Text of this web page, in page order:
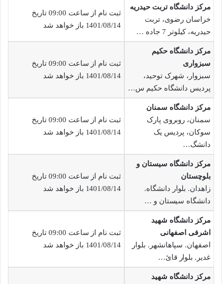
مرکز دانشگاه تربت حیدریه
خراسان رضوی، تربت
حیدریه، کیلوتر 7 جاده …
ثبت نام از ساعت 09:00 تاریخ
1401/08/14 باز خواهد شد
مرکز دانشگاه حکیم
سبزواری
سبزوار، شهرک توحید،
پردیس دانشگاه حکیم س…
ثبت نام از ساعت 09:00 تاریخ
1401/08/14 باز خواهد شد
مرکز دانشگاه سمنان
سمنان، روبروی پارک
سوکان، پردیس یک
دانشگ…
ثبت نام از ساعت 09:00 تاریخ
1401/08/14 باز خواهد شد
مرکز دانشگاه سیستان و
بلوچستان
زاهدان. بلوار دانشگاه.
دانشگاه سیستان و …
ثبت نام از ساعت 09:00 تاریخ
1401/08/14 باز خواهد شد
مرکز دانشگاه شهید
اشرفی اصفهانی
اصفهان. سپاهانشهر. بلوار
غدیر. بلوار قائ…
ثبت نام از ساعت 09:00 تاریخ
1401/08/14 باز خواهد شد
مرکز دانشگاه شهید